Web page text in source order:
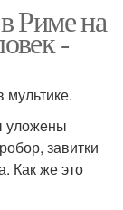
Риме на
-
мультике.
уложены
завитки
Как же это